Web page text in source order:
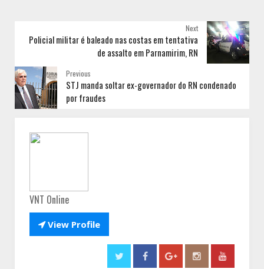
Next
Policial militar é baleado nas costas em tentativa
de assalto em Parnamirim, RN
Previous
STJ manda soltar ex-governador do RN condenado
por fraudes
VNT Online
View Profile